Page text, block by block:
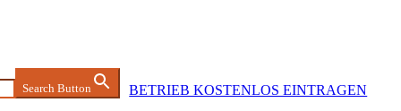
Search Button BETRIEB KOSTENLOS EINTRAGEN